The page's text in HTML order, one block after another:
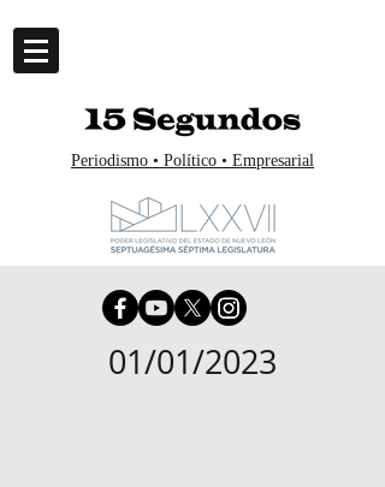
Periodismo • Político • Empresarial
01/01/2023